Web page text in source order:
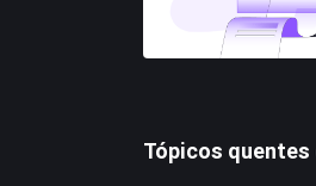
Tópicos quentes